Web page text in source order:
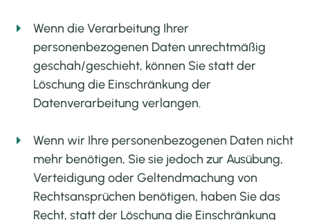
Wenn die Verarbeitung Ihrer
personenbezogenen Daten unrechtmäßig
geschah/geschieht, können Sie statt der
Löschung die Einschränkung der
Datenverarbeitung verlangen.
Wenn wir Ihre personenbezogenen Daten nicht
mehr benötigen, Sie sie jedoch zur Ausübung,
Verteidigung oder Geltendmachung von
Rechtsansprüchen benötigen, haben Sie das
Recht, statt der Löschung die Einschränkung